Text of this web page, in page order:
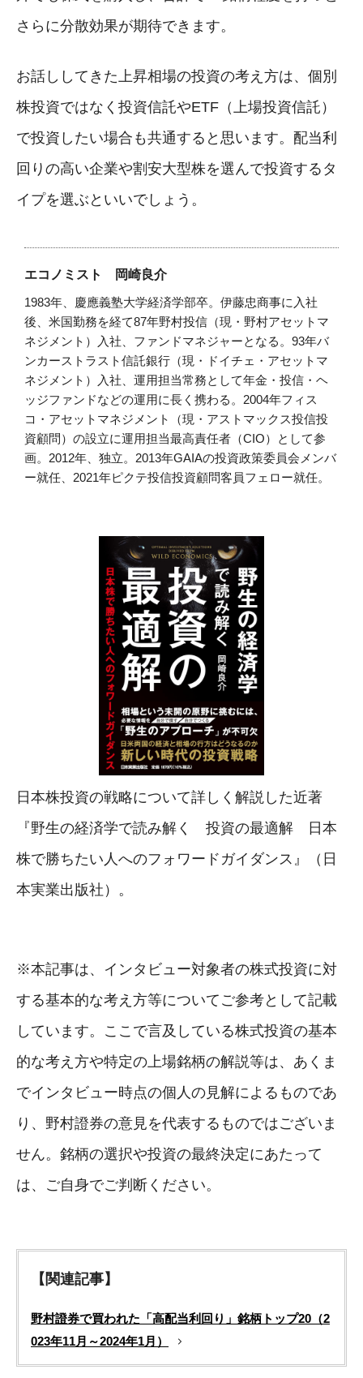
さらに分散効果が期待できます。
お話ししてきた上昇相場の投資の考え方は、個別
株投資ではなく投資信託やETF（上場投資信託）
で投資したい場合も共通すると思います。配当利
回りの高い企業や割安大型株を選んで投資するタ
イプを選ぶといいでしょう。
エコノミスト 岡崎良介
1983年、慶應義塾大学経済学部卒。伊藤忠商事に入社
後、米国勤務を経て87年野村投信（現・野村アセットマ
ネジメント）入社、ファンドマネジャーとなる。93年バ
ンカーストラスト信託銀行（現・ドイチェ・アセットマ
ネジメント）入社、運用担当常務として年金・投信・ヘ
ッジファンドなどの運用に長く携わる。2004年フィス
コ・アセットマネジメント（現・アストマックス投信投
資顧問）の設立に運用担当最高責任者（CIO）として参
画。2012年、独立。2013年GAIAの投資政策委員会メンバ
ー就任、2021年ピクテ投信投資顧問客員フェロー就任。
日本株投資の戦略について詳しく解説した近著
『野生の経済学で読み解く 投資の最適解 日本
株で勝ちたい人へのフォワードガイダンス』（日
本実業出版社）。
※本記事は、インタビュー対象者の株式投資に対
する基本的な考え方等についてご参考として記載
しています。ここで言及している株式投資の基本
的な考え方や特定の上場銘柄の解説等は、あくま
でインタビュー時点の個人の見解によるものであ
り、野村證券の意見を代表するものではございま
せん。銘柄の選択や投資の最終決定にあたって
は、ご自身でご判断ください。
【関連記事】
野村證券で買われた「高配当利回り」銘柄トップ20（2
023年11月～2024年1月）